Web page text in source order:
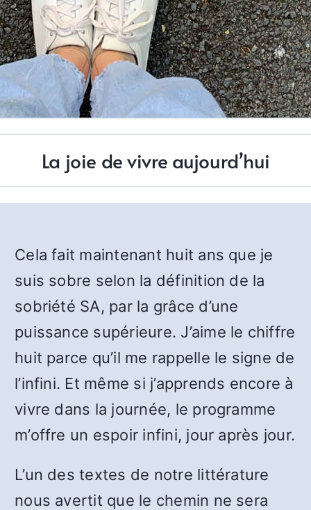
La joie de vivre aujourd’hui
Cela fait maintenant huit ans que je
suis sobre selon la définition de la
sobriété SA, par la grâce d’une
puissance supérieure. J’aime le chiffre
huit parce qu’il me rappelle le signe de
l’infini. Et même si j’apprends encore à
vivre dans la journée, le programme
m’offre un espoir infini, jour après jour.
L’un des textes de notre littérature
nous avertit que le chemin ne sera